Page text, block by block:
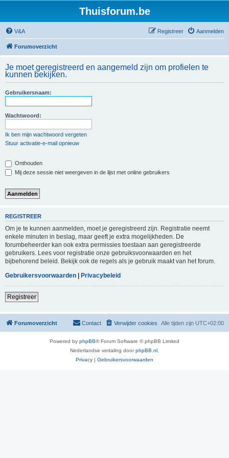
Thuisforum.be
V&A Aanmelden
Registreer
Forumoverzicht
Je moet geregistreerd en aangemeld zijn om profielen te
kunnen bekijken.
Gebruikersnaam:
Wachtwoord:
Ik ben mijn wachtwoord vergeten
Stuur activatie-e-mail opnieuw
Onthouden
Mij deze sessie niet weergeven in de lijst met online gebruikers
REGISTREER
Om je te kunnen aanmelden, moet je geregistreerd zijn. Registratie neemt
enkele minuten in beslag, maar geeft je extra mogelijkheden. De
forumbeheerder kan ook extra permissies toestaan aan geregistreerde
gebruikers. Lees voor registratie onze gebruiksvoorwaarden en het
bijbehorend beleid. Bekijk ook de regels als je gebruik maakt van het forum.
Gebruikersvoorwaarden | Privacybeleid
Registreer
Forumoverzicht Alle tijden zijn UTC+02:00
Verwijder cookies
Contact
Powered by phpBB® Forum Software © phpBB Limited
Nederlandse vertaling doorphpBB.nl
Privacy | Gebruikersvoorwaarden